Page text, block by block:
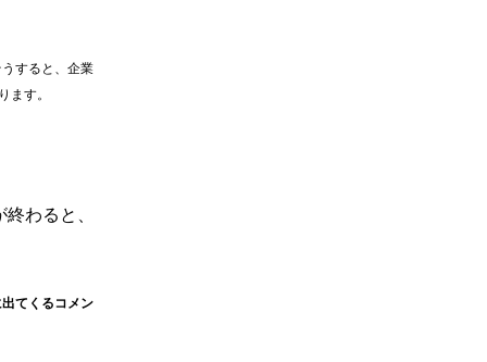
すると、企業
ます。
わると、
てくるコメン